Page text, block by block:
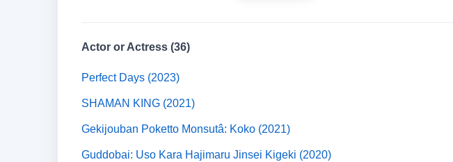
Actor or Actress (36)
Perfect Days (2023)
SHAMAN KING (2021)
Gekijouban Poketto Monsutâ: Koko (2021)
Guddobai: Uso Kara Hajimaru Jinsei Kigeki (2020)